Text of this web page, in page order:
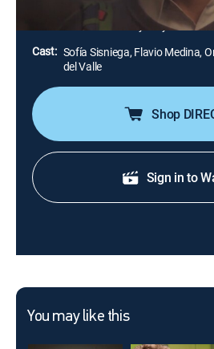
Analeine Cal y Mayor
Cast: Sofía Sisniega, Flavio Medina,
del Valle
Shop
Sign in to
You may like this